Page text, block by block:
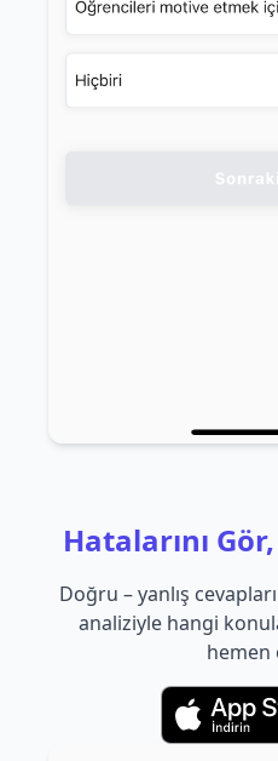
Hatalarını
Doğru – yanlış
analiziyle hangi
hemen